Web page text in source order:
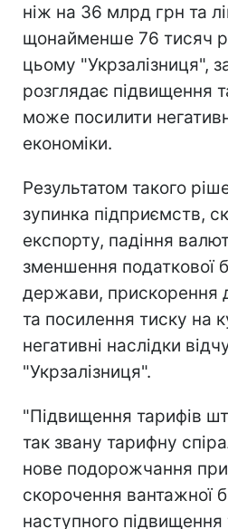
ніж на 36 млрд грн та
щонайменше 76 тисяч
цьому "Укрзалізниця",
розглядає підвищення
може посилити
економіки.
Результатом такого
зупинка підприємств,
експорту, падіння
зменшення податкової
держави, прискорення
та посилення тиску на
негативні наслідки
"Укрзалізниця".
"Підвищення тарифів
так звану тарифну
нове подорожчання
скорочення вантажної
наступного підвищення